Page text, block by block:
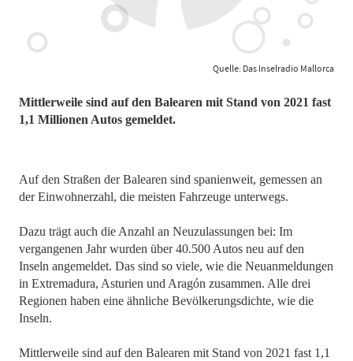
Quelle: Das Inselradio Mallorca
Mittlerweile sind auf den Balearen mit Stand von 2021 fast
1,1 Millionen Autos gemeldet.
Auf den Straßen der Balearen sind spanienweit, gemessen an
der Einwohnerzahl, die meisten Fahrzeuge unterwegs.
Dazu trägt auch die Anzahl an Neuzulassungen bei: Im
vergangenen Jahr wurden über 40.500 Autos neu auf den
Inseln angemeldet. Das sind so viele, wie die Neuanmeldungen
in Extremadura, Asturien und Aragón zusammen. Alle drei
Regionen haben eine ähnliche Bevölkerungsdichte, wie die
Inseln.
Mittlerweile sind auf den Balearen mit Stand von 2021 fast 1,1